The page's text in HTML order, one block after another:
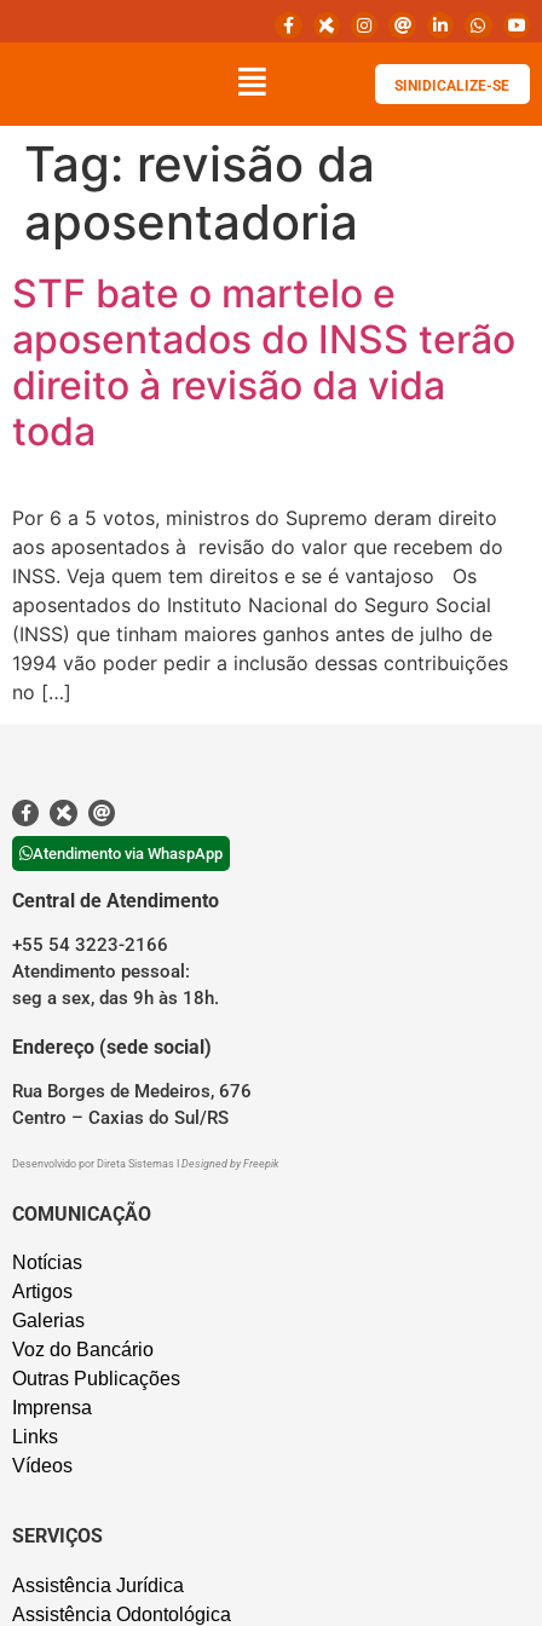
SINIDICALIZE-SE
Tag: revisão da
aposentadoria
STF bate o martelo e
aposentados do INSS terão
direito à revisão da vida
toda
Por 6 a 5 votos, ministros do Supremo deram direito
aos aposentados à revisão do valor que recebem do
INSS. Veja quem tem direitos e se é vantajoso Os
aposentados do Instituto Nacional do Seguro Social
(INSS) que tinham maiores ganhos antes de julho de
1994 vão poder pedir a inclusão dessas contribuições
no […]
Atendimento via WhaspApp
Central de Atendimento
+55 54 3223-2166
Atendimento pessoal:
seg a sex, das 9h às 18h.
Endereço (sede social)
Rua Borges de Medeiros, 676
Centro – Caxias do Sul/RS
Desenvolvido por Direta Sistemas Designed by Freepik
COMUNICAÇÃO
Notícias
Artigos
Galerias
Voz do Bancário
Outras Publicações
Imprensa
Links
Vídeos
SERVIÇOS
Assistência Jurídica
Assistência Odontológica